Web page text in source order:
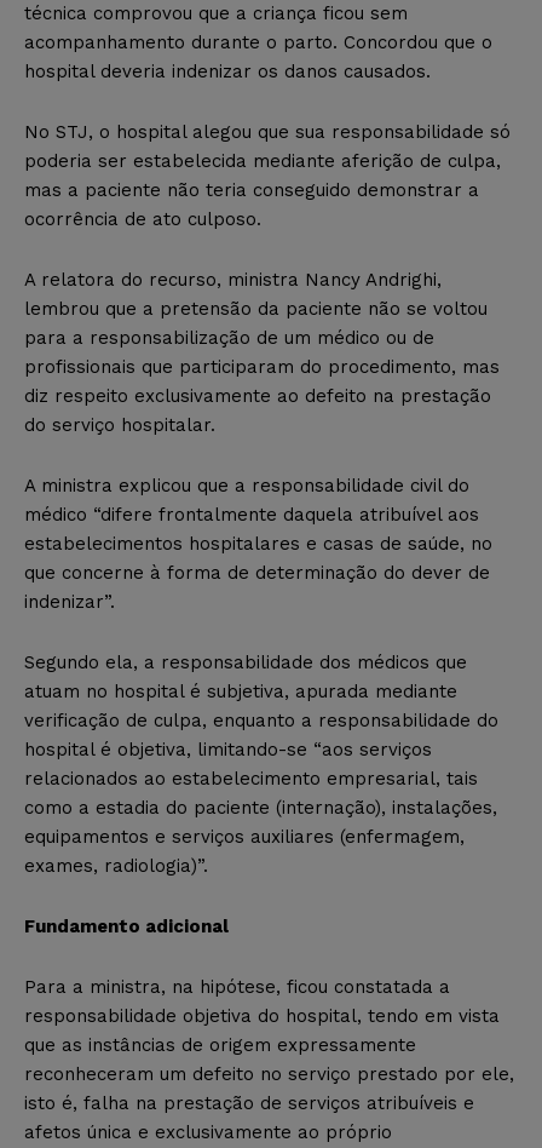
técnica comprovou que a criança ficou sem
acompanhamento durante o parto. Concordou que o
hospital deveria indenizar os danos causados.
No STJ, o hospital alegou que sua responsabilidade só
poderia ser estabelecida mediante aferição de culpa,
mas a paciente não teria conseguido demonstrar a
ocorrência de ato culposo.
A relatora do recurso, ministra Nancy Andrighi,
lembrou que a pretensão da paciente não se voltou
para a responsabilização de um médico ou de
profissionais que participaram do procedimento, mas
diz respeito exclusivamente ao defeito na prestação
do serviço hospitalar.
A ministra explicou que a responsabilidade civil do
médico “difere frontalmente daquela atribuível aos
estabelecimentos hospitalares e casas de saúde, no
que concerne à forma de determinação do dever de
indenizar”.
Segundo ela, a responsabilidade dos médicos que
atuam no hospital é subjetiva, apurada mediante
verificação de culpa, enquanto a responsabilidade do
hospital é objetiva, limitando-se “aos serviços
relacionados ao estabelecimento empresarial, tais
como a estadia do paciente (internação), instalações,
equipamentos e serviços auxiliares (enfermagem,
exames, radiologia)”.
Fundamento adicional
Para a ministra, na hipótese, ficou constatada a
responsabilidade objetiva do hospital, tendo em vista
que as instâncias de origem expressamente
reconheceram um defeito no serviço prestado por ele,
isto é, falha na prestação de serviços atribuíveis e
afetos única e exclusivamente ao próprio